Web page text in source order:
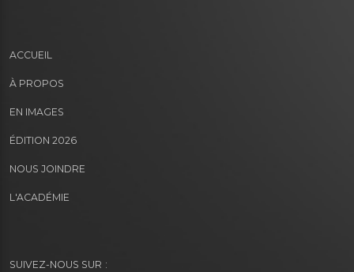
ACCUEIL
À PROPOS
EN IMAGES
ÉDITION 2026
NOUS JOINDRE
L'ACADÉMIE
SUIVEZ-NOUS SUR :